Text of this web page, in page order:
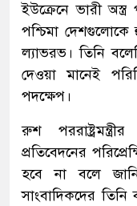
ইউক্রেনে ভারী
পশ্চিমা দেশগুলোকে
ল্যাভরভ। তিনি
দেওয়া মানেই
পদক্ষেপ।
রুশ
প্রতিবেদনের
হবে না বলে
সাংবাদিকদের